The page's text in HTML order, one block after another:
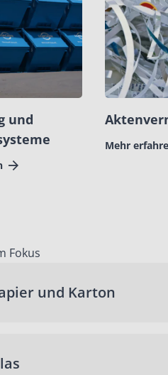
und
Mehr
Fokus
und Karton